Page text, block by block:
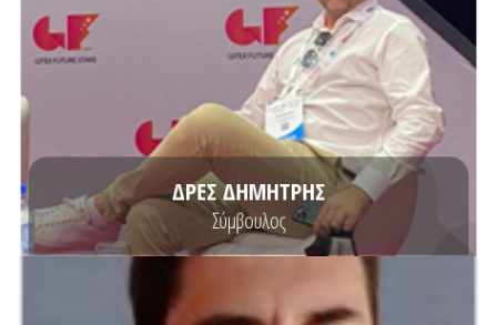
ΔΡΕΣ ΔΗΜΗΤΡΗΣ
Σύμβουλος
Ο Δημήτριος Δρες είναι σύμβουλος πληροφορικής και αναλυτής
συστημάτων πληροφορικής με δεκαπενταετή εργασιακή εμπειρία σε
αντίστοιχα έργα του δημόσιου και ιδιωτικού τομέα.
ΒΙΟΓΡΑΦΙΚΟ